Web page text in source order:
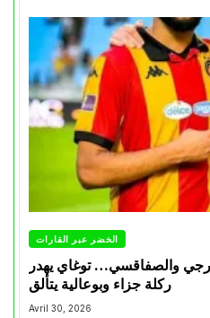
الخضر عبر القارات
والصفاقسي… توغاي يهدر
ركلة جزاء وبوعالية يتألق
Avril 30, 2026